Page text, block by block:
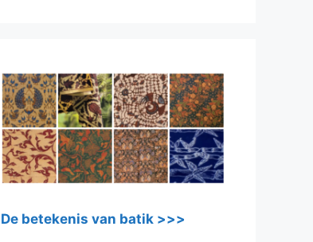
De betekenis van batik >>>